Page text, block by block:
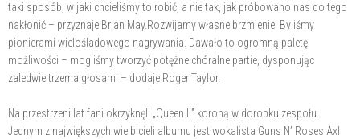
taki sposób, w jaki chcieliśmy to robić, a nie tak, jak próbowano nas do tego
nakłonić – przyznaje Brian May.Rozwijamy własne brzmienie. Byliśmy
pionierami wielośladowego nagrywania. Dawało to ogromną paletę
możliwości – mogliśmy tworzyć potężne chóralne partie, dysponując
zaledwie trzema głosami – dodaje Roger Taylor.
Na przestrzeni lat fani okrzyknęli „Queen II” koroną w dorobku zespołu.
Jednym z największych wielbicieli albumu jest wokalista Guns N’ Roses Axl